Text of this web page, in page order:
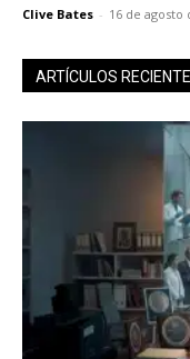
Clive Bates - 16 de agosto
ARTÍCULOS